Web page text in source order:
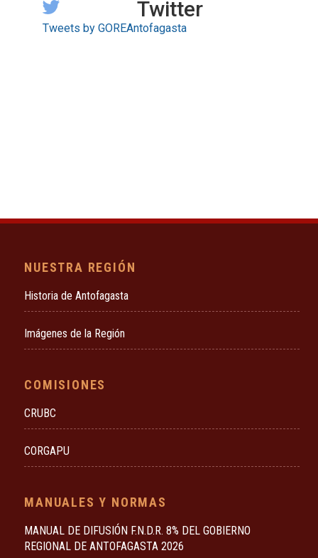
Twitter
Tweets by GOREAntofagasta
NUESTRA REGIÓN
Historia de Antofagasta
Imágenes de la Región
COMISIONES
CRUBC
CORGAPU
MANUALES Y NORMAS
MANUAL DE DIFUSIÓN F.N.D.R. 8% DEL GOBIERNO
REGIONAL DE ANTOFAGASTA 2026